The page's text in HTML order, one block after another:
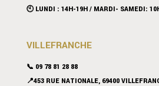
🕙 LUNDI : 14H-19H / MARDI- SAMEDI:
VILLEFRANCHE
📞 09 78 81 28 88
📍453 RUE NATIONALE, 69400